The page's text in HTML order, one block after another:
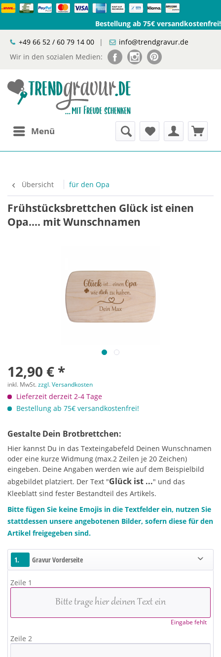
Bestellung ab 75€ versandkostenfrei!
+49 66 52 / 60 79 14 00
|
info@trendgravur.de
Wir in den sozialen Medien:
Menü
Übersicht für den Opa
Frühstücksbrettchen Glück ist einen
Opa.... mit Wunschnamen
12,90 € *
inkl. MwSt.zzgl. Versandkosten
Lieferzeit derzeit 2-4 Tage
Bestellung ab 75€ versandkostenfrei!
Gestalte Dein Brotbrettchen:
Hier kannst Du in das Texteingabefeld Deinen Wunschnamen
oder eine kurze Widmung (max.2 Zeilen je 20 Zeichen)
eingeben. Deine Angaben werden wie auf dem Beispielbild
abgebildet platziert. Der Text "Glück ist ..." und das
Kleeblatt sind fester Bestandteil des Artikels.
Bitte fügen Sie keine Emojis in die Textfelder ein, nutzen Sie
stattdessen unsere angebotenen Bilder, sofern diese für den
Artikel freigegeben sind.
1. Gravur Vorderseite
Zeile 1
Eingabe fehlt
Zeile 2